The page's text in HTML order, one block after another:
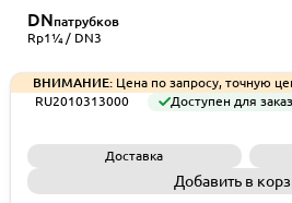
DNпатрубков
Rp1¼ / DN3
ВНИМАНИЕ: Цена по запросу, точную
RU2010313000
Доступен для
Доставка
Добавить в